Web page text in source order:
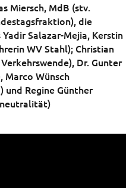
Miersch, MdB (stv.
die
Salazar-Mejia, Kerstin
WV Stahl); Christian
Dr. Gunter
Marco Wünsch
und Regine Günther